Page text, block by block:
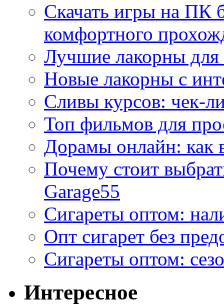
Скачать игры на ПК
комфортного
Лучшие лакорны для
Новые лакорны с
Сливы курсов: чек-
Топ фильмов для
Дорамы онлайн: как
Почему стоит
Garage55
Сигареты оптом:
Опт сигарет без
Сигареты оптом:
Интересное